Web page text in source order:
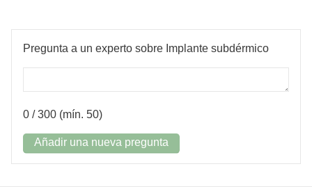
Pregunta a un experto sobre Implante subdérmico
0 / 300 (mín. 50)
Añadir una nueva pregunta